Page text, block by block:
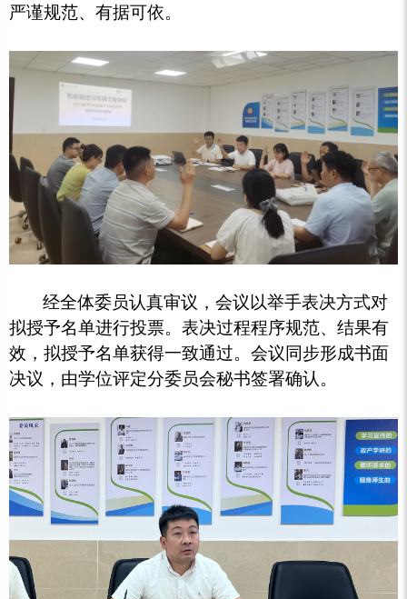
严谨规范、有据可依。
经全体委员认真审议，会议以举手表决方式对
拟授予名单进行投票。表决过程程序规范、结果有
效，拟授予名单获得一致通过。会议同步形成书面
决议，由学位评定分委员会秘书签署确认。